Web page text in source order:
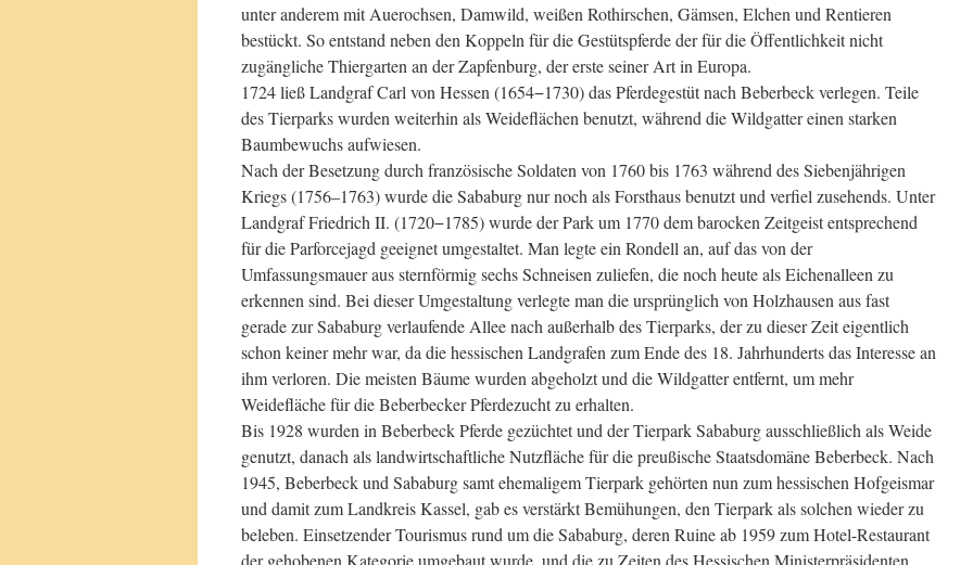
unter anderem mit Auerochsen, Damwild, weißen Rothirschen, Gämsen, Elchen und Rentieren
bestückt. So entstand neben den Koppeln für die Gestütspferde der für die Öffentlichkeit nicht
zugängliche Thiergarten an der Zapfenburg, der erste seiner Art in Europa.
1724 ließ Landgraf Carl von Hessen (1654−1730) das Pferdegestüt nach Beberbeck verlegen. Teile
des Tierparks wurden weiterhin als Weideflächen benutzt, während die Wildgatter einen starken
Baumbewuchs aufwiesen.
Nach der Besetzung durch französische Soldaten von 1760 bis 1763 während des Siebenjährigen
Kriegs (1756–1763) wurde die Sababurg nur noch als Forsthaus benutzt und verfiel zusehends. Unter
Landgraf Friedrich II. (1720−1785) wurde der Park um 1770 dem barocken Zeitgeist entsprechend
für die Parforcejagd geeignet umgestaltet. Man legte ein Rondell an, auf das von der
Umfassungsmauer aus sternförmig sechs Schneisen zuliefen, die noch heute als Eichenalleen zu
erkennen sind. Bei dieser Umgestaltung verlegte man die ursprünglich von Holzhausen aus fast
gerade zur Sababurg verlaufende Allee nach außerhalb des Tierparks, der zu dieser Zeit eigentlich
schon keiner mehr war, da die hessischen Landgrafen zum Ende des 18. Jahrhunderts das Interesse an
ihm verloren. Die meisten Bäume wurden abgeholzt und die Wildgatter entfernt, um mehr
Weidefläche für die Beberbecker Pferdezucht zu erhalten.
Bis 1928 wurden in Beberbeck Pferde gezüchtet und der Tierpark Sababurg ausschließlich als Weide
genutzt, danach als landwirtschaftliche Nutzfläche für die preußische Staatsdomäne Beberbeck. Nach
1945, Beberbeck und Sababurg samt ehemaligem Tierpark gehörten nun zum hessischen Hofgeismar
und damit zum Landkreis Kassel, gab es verstärkt Bemühungen, den Tierpark als solchen wieder zu
beleben. Einsetzender Tourismus rund um die Sababurg, deren Ruine ab 1959 zum Hotel-Restaurant
der gehobenen Kategorie umgebaut wurde, und die zu Zeiten des Hessischen Ministerpräsidenten